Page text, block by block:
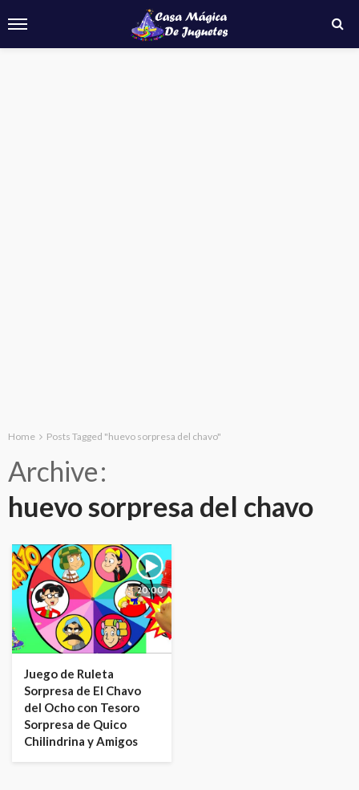
Home Posts Tagged "huevo sorpresa del chavo"
Archive
huevo sorpresa del chavo
20:00
Juego de Ruleta
Sorpresa de El Chavo
del Ocho con Tesoro
Sorpresa de Quico
Chilindrina y Amigos